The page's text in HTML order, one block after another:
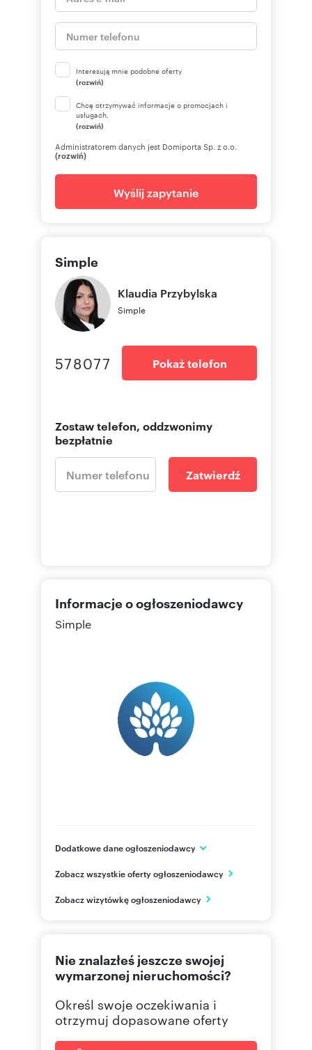
Interesują mnie podobne oferty
(rozwiń)
Chcę otrzymywać informacje o promocjach i
usługach.
(rozwiń)
Administratorem danych jest Domiporta Sp. z o.o.
(rozwiń)
Wyślij zapytanie
Simple
Klaudia Przybylska
Simple
578077 Pokaż telefon
Zostaw telefon, oddzwonimy
bezpłatnie
Zatwierdź
Informacje o ogłoszeniodawcy
Simple
Dodatkowe dane ogłoszeniodawcy
Bydgoszcz
PL
Zobacz wszystkie oferty ogłoszeniodawcy
Zobacz wizytówkę ogłoszeniodawcy
Nie znalazłeś jeszcze swojej
wymarzonej nieruchomości?
Określ swoje oczekiwania i
otrzymuj dopasowane oferty